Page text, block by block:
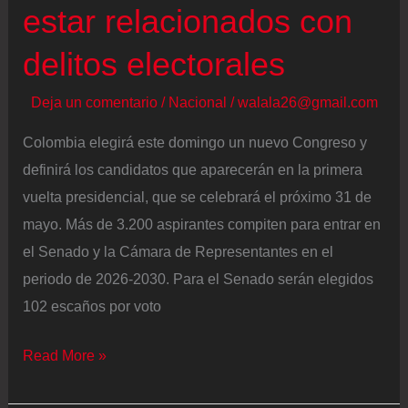
estar relacionados con
delitos electorales
Deja un comentario / Nacional /walala26@gmail.com
Colombia elegirá este domingo un nuevo Congreso y
definirá los candidatos que aparecerán en la primera
vuelta presidencial, que se celebrará el próximo 31 de
mayo. Más de 3.200 aspirantes compiten para entrar en
el Senado y la Cámara de Representantes en el
periodo de 2026-2030. Para el Senado serán elegidos
102 escaños por voto
Elecciones
Read More »